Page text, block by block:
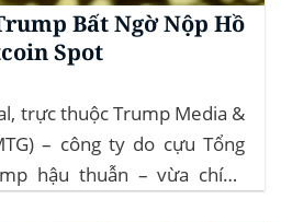
Bất Ngờ Nộp Hồ
Spot
trực thuộc Trump Media &
– công ty do cựu Tổng
hậu thuẫn – vừa chính